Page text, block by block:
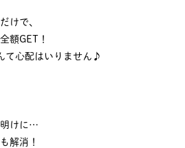
けで、
額GET！
て心配はいりません♪
明けに…
解消！